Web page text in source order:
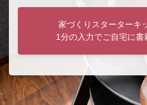
家づくりスターターキ
1分の入力でご自宅に書